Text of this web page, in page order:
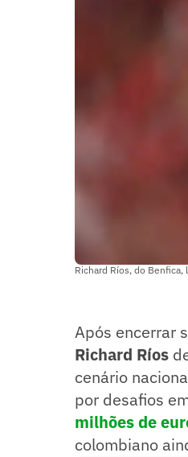
Richard Ríos, do
Após encerrar
Richard Ríos
cenário
por desafios
milhões de
colombiano